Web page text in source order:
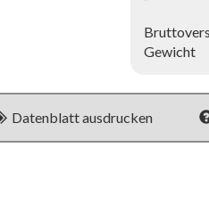
Gewicht
Datenblatt ausdrucken